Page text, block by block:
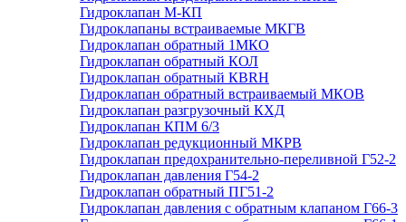
Гидроклапан М-КП
Гидроклапаны встраиваемые МКГВ
Гидроклапан обратный 1МКО
Гидроклапан обратный КОЛ
Гидроклапан обратный КВRН
Гидроклапан обратный встраиваемый МКОВ
Гидроклапан разгрузочный КХД
Гидроклапан КПМ 6/3
Гидроклапан редукционный МКРВ
Гидроклапан предохранительно-переливной Г52-2
Гидроклапан давления Г54-2
Гидроклапан обратный ПГ51-2
Гидроклапан давления с обратным клапаном Г66-3